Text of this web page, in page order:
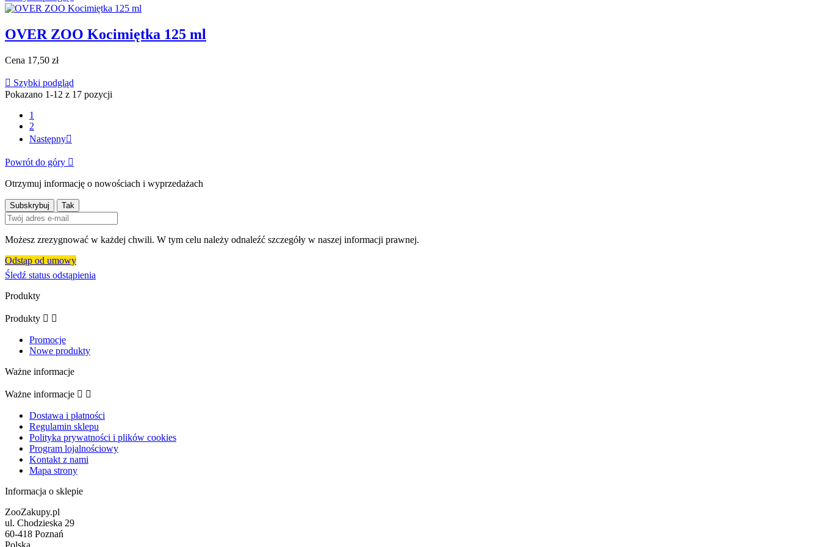
OVER ZOO Kocimiętka 125 ml
Cena 17,50 zł
 Szybki podgląd
Pokazano 1-12 z 17 pozycji
1
2
Następny
Powrót do góry 
Otrzymuj informację o nowościach i wyprzedażach
Możesz zrezygnować w każdej chwili. W tym celu należy odnaleźć szczegóły w naszej informacji prawnej.
Odstąp od umowy
Śledź status odstąpienia
Produkty
Produkty  
Promocje
Nowe produkty
Ważne informacje
Ważne informacje  
Dostawa i płatności
Regulamin sklepu
Polityka prywatności i plików cookies
Program lojalnościowy
Kontakt z nami
Mapa strony
Informacja o sklepie
ZooZakupy.pl
ul. Chodzieska 29
60-418 Poznań